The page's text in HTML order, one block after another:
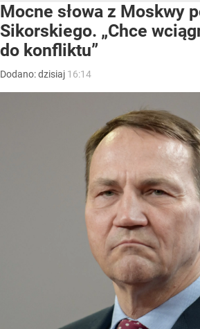
Mocne słowa z Moskwy
Sikorskiego. „Chce
do konfliktu”
Dodano:dzisiaj 16:14